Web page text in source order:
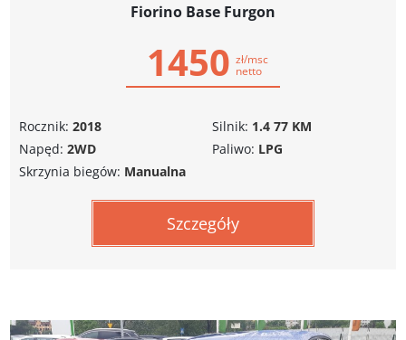
Fiorino Base Furgon
1450 zł/msc
netto
Rocznik: 2018
Napęd: 2WD
Silnik: 1.4 77 KM
Paliwo: LPG
Skrzynia biegów: Manualna
Szczegóły